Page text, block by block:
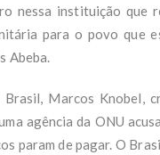
nessa instituição que
para o povo que
Abeba.
Marcos Knobel,
agência da ONU
param de pagar. O